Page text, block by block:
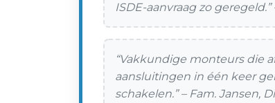
ISDE-aanvraag zo
“Vakkundige monteurs die
aansluitingen in één keer
schakelen.” – Fam. Jansen,